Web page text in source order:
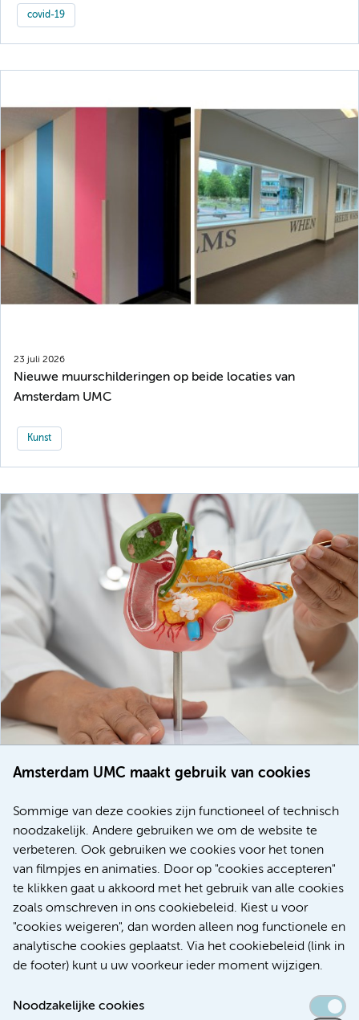
Amsterdam UMC maakt gebruik van cookies
Sommige van deze cookies zijn functioneel of technisch
noodzakelijk. Andere gebruiken we om de website te
verbeteren. Ook gebruiken we cookies voor het tonen
van filmpjes en animaties. Door op "cookies accepteren"
te klikken gaat u akkoord met het gebruik van alle cookies
zoals omschreven in ons cookiebeleid. Kiest u voor
"cookies weigeren", dan worden alleen nog functionele en
analytische cookies geplaatst. Via het cookiebeleid (link in
de footer) kunt u uw voorkeur ieder moment wijzigen.
Noodzakelijke cookies
covid-19
23 juli 2026
Nieuwe muurschilderingen op beide locaties van
Amsterdam UMC
Kunst
voor patiënten met alvleesklierkanker verbeteren
Meer